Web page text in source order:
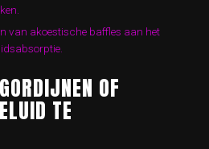
van akoestische baffles aan het
OF
TE